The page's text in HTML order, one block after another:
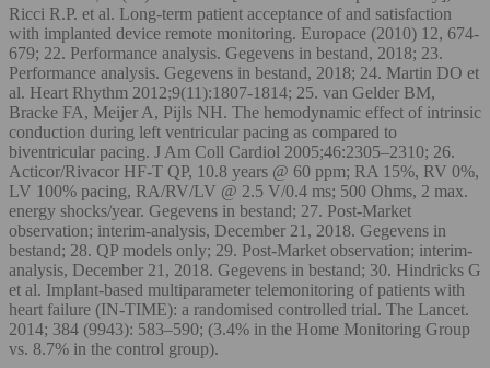
Ricci R.P. et al. Long-term patient acceptance of and satisfaction
with implanted device remote monitoring. Europace (2010) 12, 674-
679; 22. Performance analysis. Gegevens in bestand, 2018; 23.
Performance analysis. Gegevens in bestand, 2018; 24. Martin DO et
al. Heart Rhythm 2012;9(11):1807-1814; 25. van Gelder BM,
Bracke FA, Meijer A, Pijls NH. The hemodynamic effect of intrinsic
conduction during left ventricular pacing as compared to
biventricular pacing. J Am Coll Cardiol 2005;46:2305–2310; 26.
Acticor/Rivacor HF-T QP, 10.8 years @ 60 ppm; RA 15%, RV 0%,
LV 100% pacing, RA/RV/LV @ 2.5 V/0.4 ms; 500 Ohms, 2 max.
energy shocks/year. Gegevens in bestand; 27. Post-Market
observation; interim-analysis, December 21, 2018. Gegevens in
bestand; 28. QP models only; 29. Post-Market observation; interim-
analysis, December 21, 2018. Gegevens in bestand; 30. Hindricks G
et al. Implant-based multiparameter telemonitoring of patients with
heart failure (IN-TIME): a randomised controlled trial. The Lancet.
2014; 384 (9943): 583–590; (3.4% in the Home Monitoring Group
vs. 8.7% in the control group).